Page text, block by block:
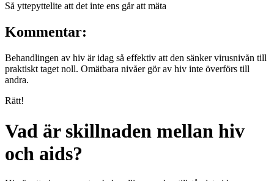
Så yttepyttelite att det inte ens går att mäta
Kommentar:
Behandlingen av hiv är idag så effektiv att den sänker virusnivån till
praktiskt taget noll. Omätbara nivåer gör av hiv inte överförs till
andra.
Rätt!
Vad är skillnaden mellan hiv
och aids?